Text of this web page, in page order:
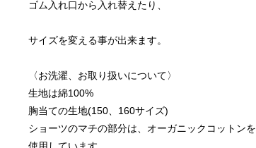
サイズを変える事が出来ます。
〈お洗濯、お取り扱いについて〉
生地は綿100%
胸当ての生地(150、160サイズ)
ショーツのマチの部分は、オーガニックコットンを